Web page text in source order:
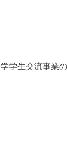
生交流事業